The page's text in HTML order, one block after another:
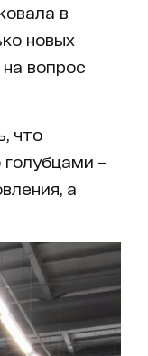
в
новых
вопрос
что
–
а